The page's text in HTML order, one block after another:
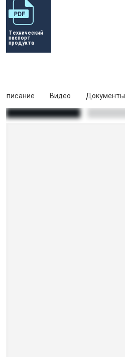
Технический
паспорт
продукта
Описание Видео Документы